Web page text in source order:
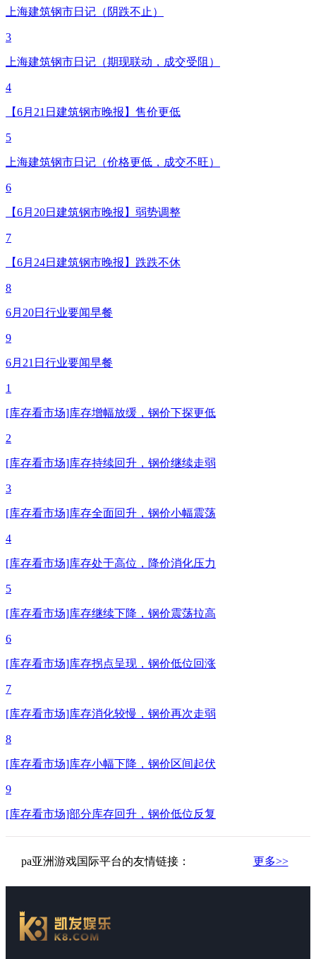
上海建筑钢市日记（阴跌不止）
3
上海建筑钢市日记（期现联动，成交受阻）
4
【6月21日建筑钢市晚报】售价更低
5
上海建筑钢市日记（价格更低，成交不旺）
6
【6月20日建筑钢市晚报】弱势调整
7
【6月24日建筑钢市晚报】跌跌不休
8
6月20日行业要闻早餐
9
6月21日行业要闻早餐
1
[库存看市场]库存增幅放缓，钢价下探更低
2
[库存看市场]库存持续回升，钢价继续走弱
3
[库存看市场]库存全面回升，钢价小幅震荡
4
[库存看市场]库存处于高位，降价消化压力
5
[库存看市场]库存继续下降，钢价震荡拉高
6
[库存看市场]库存拐点呈现，钢价低位回涨
7
[库存看市场]库存消化较慢，钢价再次走弱
8
[库存看市场]库存小幅下降，钢价区间起伏
9
[库存看市场]部分库存回升，钢价低位反复
pa亚洲游戏国际平台的友情链接： 更多>>